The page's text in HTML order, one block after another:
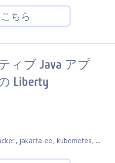
ちら
ィブ Java アプ
Liberty
, jakarta-ee, kubernetes, 開発